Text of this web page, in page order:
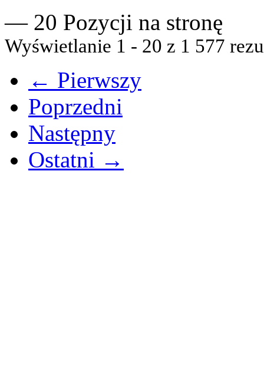
— 20 Pozycji na stronę
Wyświetlanie 1 - 20 z 1 577
← Pierwszy
Poprzedni
Następny
Ostatni →